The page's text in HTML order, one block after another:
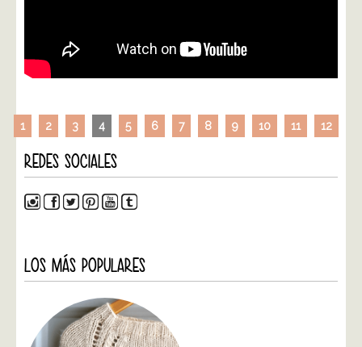
1 2 3 4 5 6 7 8 9 10 11 12
REDES SOCIALES
LOS MÁS POPULARES